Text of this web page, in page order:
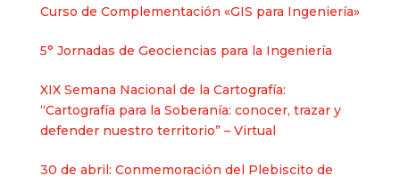
Curso de Complementación «GIS para Ingeniería»
5° Jornadas de Geociencias para la Ingeniería
XIX Semana Nacional de la Cartografía:
“Cartografía para la Soberanía: conocer, trazar y
defender nuestro territorio” – Virtual
30 de abril: Conmemoración del Plebiscito de